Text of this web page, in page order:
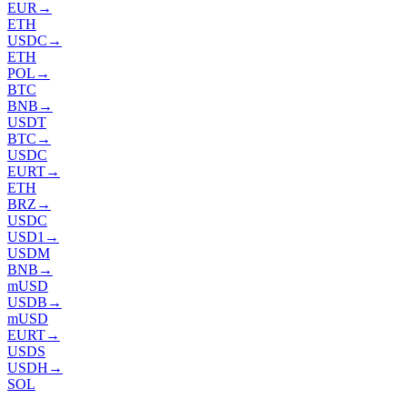
EUR →
ETH
USDC →
ETH
POL →
BTC
BNB →
USDT
BTC →
USDC
EURT→
ETH
BRZ →
USDC
USD1 →
USDM
BNB →
mUSD
USDB →
mUSD
EURT→
USDS
USDH →
SOL